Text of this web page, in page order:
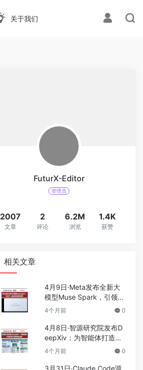
关于我们
FuturX-Editor
管理员
2007
文章
2
评论
6.2M
浏览
1.4K
获赞
相关文章
4月9日·Meta发布全新大
模型Muse Spark，引领个
人超级智能新潮流
4个月前 0
4月8日·智源研究院发布D
eepXiv：为智能体打造科
技文献基础设施
4个月前 0
3月31日·Claude Code源